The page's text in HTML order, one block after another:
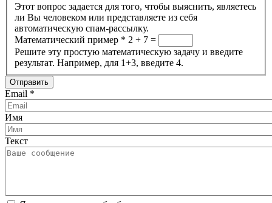
Этот вопрос задается для того, чтобы выяснить, являетесь
ли Вы человеком или представляете из себя
автоматическую спам-рассылку.
Математический пример * 2 + 7 =
Решите эту простую математическую задачу и введите
результат. Например, для 1+3, введите 4.
Email *
Имя
Текст